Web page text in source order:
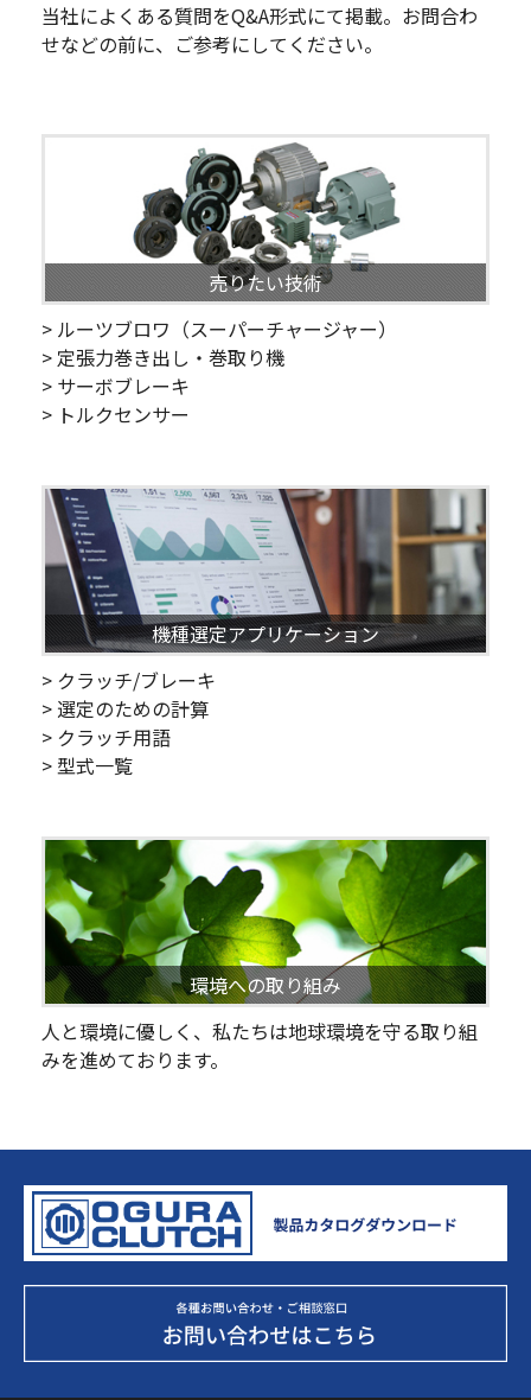
当社によくある質問をQ&A形式にて掲載。お問合わ
せなどの前に、ご参考にしてください。
売りたい技術
> ルーツブロワ（スーパーチャージャー）
> 定張力巻き出し・巻取り機
> サーボブレーキ
> トルクセンサー
機種選定アプリケーション
> クラッチ/ブレーキ
> 選定のための計算
> クラッチ用語
> 型式一覧
環境への取り組み
人と環境に優しく、私たちは地球環境を守る取り組
みを進めております。